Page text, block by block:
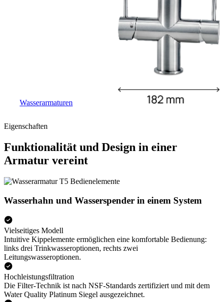
Wasserarmaturen
Eigenschaften
Funktionalität und Design in einer
Armatur vereint
Wasserhahn und Wasserspender in einem System
Vielseitiges Modell
Intuitive Kippelemente ermöglichen eine komfortable Bedienung:
links drei Trinkwasseroptionen, rechts zwei
Leitungswasseroptionen.
Hochleistungsfiltration
Die Filter-Technik ist nach NSF-Standards zertifiziert und mit dem
Water Quality Platinum Siegel ausgezeichnet.